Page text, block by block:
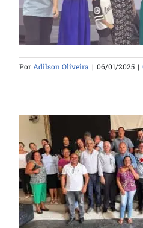
Por Adilson Oliveira | 06/01/2025 |
Devocionais
comunhão entre
e Entorno